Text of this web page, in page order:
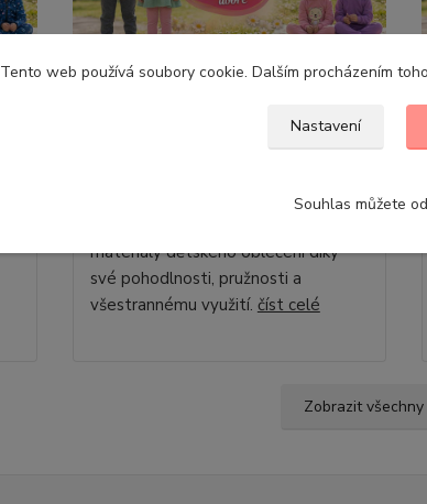
Teplákovina pro děti: Materiál,
materiály dětského oblečení díky
své pohodlnosti, pružnosti a
všestrannému využití. číst celé
Zobrazit
Tento web používá soubory cookie. Dalším procházením
Nastavení
Souhlas můžete